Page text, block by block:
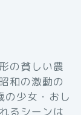
の貧しい農
和の激動の
の少女・おし
るシーンは